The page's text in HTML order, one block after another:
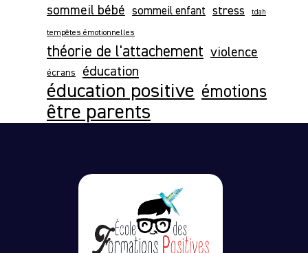
sommeil bébé sommeil enfant stress tdah
tempêtes émotionnelles
théorie de l'attachement violence
écrans éducation
éducation positive émotions
être parents